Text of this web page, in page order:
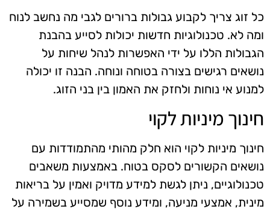
כל זוג צריך לקבוע גבולות ברורים לגבי מה נחשב לנוח
ומה לא. טכנולוגיות חדשות יכולות לסייע בהבנת
הגבולות הללו על ידי האפשרות לנהל שיחות על
נושאים רגישים בצורה בטוחה ונוחה. הבנה זו יכולה
למנוע אי נוחות ולחזק את האמון בין בני הזוג.
חינוך מיניות לקוי
חינוך מיניות לקוי הוא חלק מהותי מהתמודדות עם
נושאים הקשורים לסקס בטוח. באמצעות משאבים
טכנולוגיים, ניתן לגשת למידע מדויק ואמין על בריאות
מינית, אמצעי מניעה, ומידע נוסף שמסייע בשמירה על